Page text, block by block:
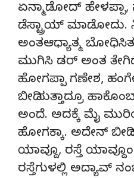
ಏನ್ಮಾಡೋದ್ ಹೇಳಪ್ಪಾ,
ಡೆಸ್ಟ್ರಾಯ್ ಮಾಡೋದು.
ಅಂತಆಧ್ಯಾತ್ಮ
ಮುಗಿಸಿ ಡರ್ ಅಂತ
ಹೋಗಪ್ಪಾ ಗಣೇಶ,
ಬೀದಿ ಸುತ್ತಾದ್ರೂ
ಅಂದೆ. ಅದಕ್ಕೆ ಮೈ
ಹೋಗಕ್ಕಾ. ಅದೇನ್ ಬೀದಿ
ಯಾವ್ದೂ, ರಸ್ತೆ
ರಸ್ತೆಗುಳಲ್ಲಿ ಅದ್ಯಾವ್